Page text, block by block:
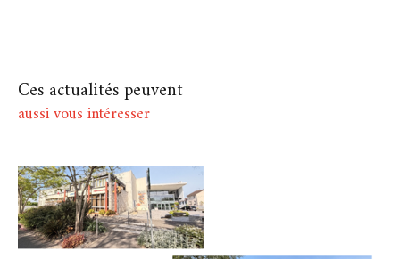
Ces actualités peuvent
aussi vous intéresser